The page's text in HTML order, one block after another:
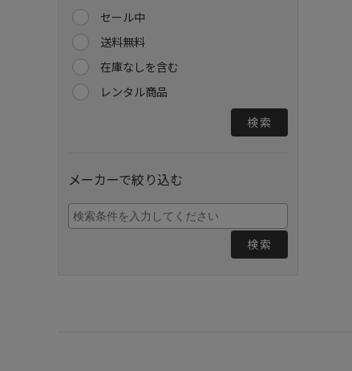
セール中
送料無料
在庫なしを含む
レンタル商品
検索
メーカーで絞り込む
検索